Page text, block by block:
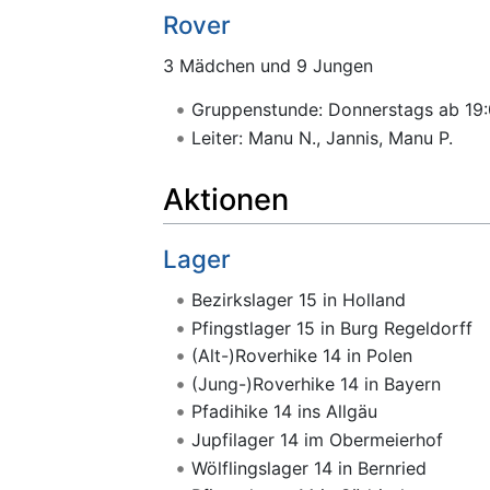
Rover
3 Mädchen und 9 Jungen
Gruppenstunde: Donnerstags ab
Leiter: Manu N., Jannis, Manu P.
Aktionen
Lager
Bezirkslager 15 in Holland
Pfingstlager 15 in Burg Regeldorff
(Alt-)Roverhike 14 in Polen
(Jung-)Roverhike 14 in Bayern
Pfadihike 14 ins Allgäu
Jupfilager 14 im Obermeierhof
Wölflingslager 14 in Bernried